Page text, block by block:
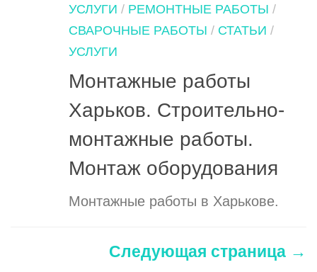
УСЛУГИ / РЕМОНТНЫЕ РАБОТЫ /
СВАРОЧНЫЕ РАБОТЫ / СТАТЬИ /
УСЛУГИ
Монтажные работы
Харьков. Строительно-
монтажные работы.
Монтаж оборудования
Монтажные работы в Харькове.
Следующая страница →